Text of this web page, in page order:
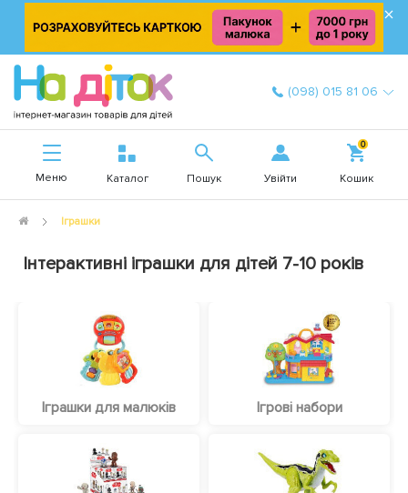
×
(098) 015 81 06
Меню Каталог Пошук Увійти
0
Кошик
Іграшки
Інтерактивні іграшки для дітей 7-10 років
Іграшки для малюків Ігрові набори